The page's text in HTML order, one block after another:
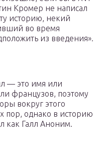
Кромер не написал
историю, некий
во время
из введения».
— это имя или
французов, поэтому
вокруг этого
пор, однако в историю
как Галл Аноним.